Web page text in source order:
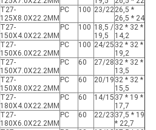
T27-
125X8.0X22.2MM
PC 100 23/2226,5 *
26,5 * 24
T27-
150X4.0X22.2MM
PC 100 18,5 /
19,5
32 * 32 *
14,2
T27-
150X6.0X22.2MM
PC 100 24/25 32 * 32 *
19,2
T27-
150X7.0X22.2MM
PC 60 27/28 32 * 32 *
13,5
T27-
150X8.0X22.2MM
PC 60 20/19 32 * 32 *
15,5
T27-
180X4.0X22.2MM
PC 60 14/15 37 * 19 *
17,7
T27-
180X6.0X22.2MM
PC 60 22/23 37,5 * 19
* 22,7